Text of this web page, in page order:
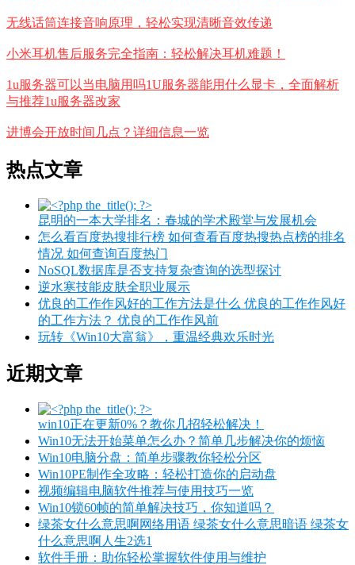
无线话筒连接音响原理，轻松实现清晰音效传递
小米耳机售后服务完全指南：轻松解决耳机难题！
1u服务器可以当电脑用吗1U服务器能用什么显卡，全面解析
与推荐1u服务器改家
进博会开放时间几点？详细信息一览
热点文章
昆明的一本大学排名：春城的学术殿堂与发展机会
怎么看百度热搜排行榜 如何查看百度热搜热点榜的排名
情况 如何查询百度热门
NoSQL数据库是否支持复杂查询的选型探讨
逆水寒技能皮肤全职业展示
优良的工作作风好的工作方法是什么 优良的工作作风好
的工作方法？ 优良的工作作风前
玩转《Win10大富翁》，重温经典欢乐时光
近期文章
win10正在更新0%？教你几招轻松解决！
Win10无法开始菜单怎么办？简单几步解决你的烦恼
Win10电脑分盘：简单步骤教你轻松分区
Win10PE制作全攻略：轻松打造你的启动盘
视频编辑电脑软件推荐与使用技巧一览
Win10锁60帧的简单解决技巧，你知道吗？
绿茶女什么意思啊网络用语 绿茶女什么意思暗语 绿茶女
什么意思啊人生2选1
软件手册：助你轻松掌握软件使用与维护